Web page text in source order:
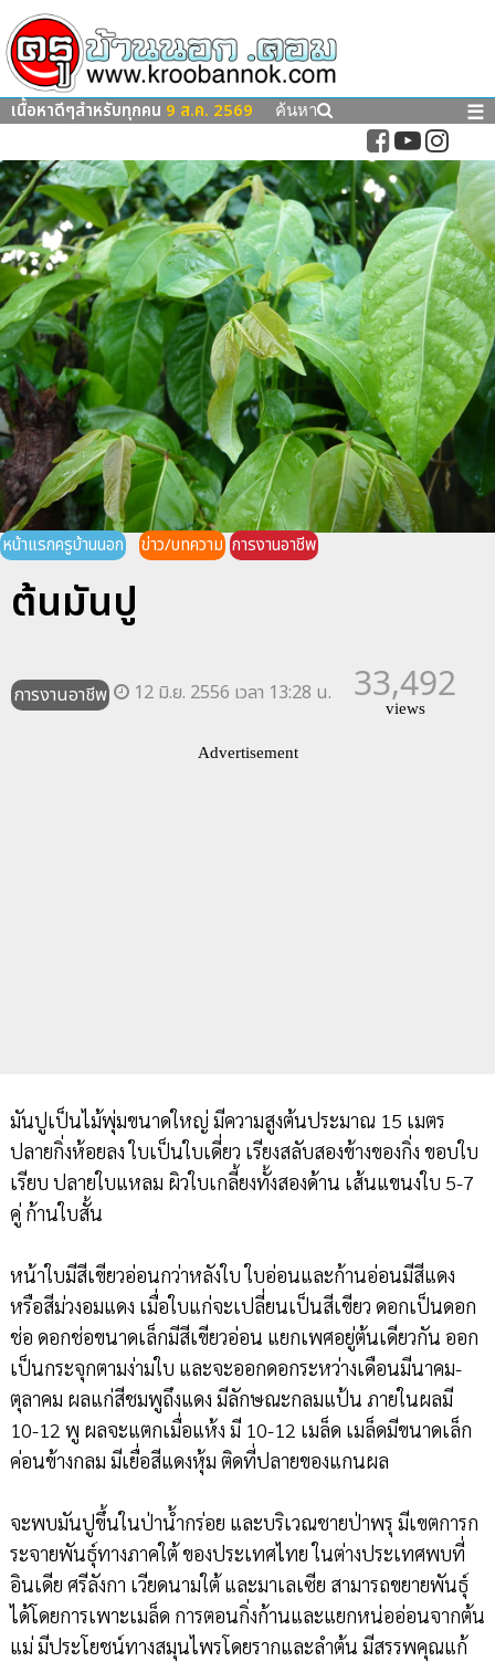
เนื้อหาดีๆสำหรับทุกคน 9 ส.ค. 2569 ค้นหา ☰
หน้าแรกครูบ้านนอก ข่าว/บทความ การงานอาชีพ
ต้นมันปู
การงานอาชีพ 12 มิ.ย. 2556 เวลา 13:28 น. 33,492
views
Advertisement
มันปูเป็นไม้พุ่มขนาดใหญ่ มีความสูงต้นประมาณ 15 เมตร
ปลายกิ่งห้อยลง ใบเป็นใบเดี่ยว เรียงสลับสองข้างของกิ่ง ขอบใบ
เรียบ ปลายใบแหลม ผิวใบเกลี้ยงทั้งสองด้าน เส้นแขนงใบ 5-7
คู่ ก้านใบสั้น
หน้าใบมีสีเขียวอ่อนกว่าหลังใบ ใบอ่อนและก้านอ่อนมีสีแดง
หรือสีม่วงอมแดง เมื่อใบแก่จะเปลี่ยนเป็นสีเขียว ดอกเป็นดอก
ช่อ ดอกช่อขนาดเล็กมีสีเขียวอ่อน แยกเพศอยู่ต้นเดียวกัน ออก
เป็นกระจุกตามง่ามใบ และจะออกดอกระหว่างเดือนมีนาคม-
ตุลาคม ผลแก่สีชมพูถึงแดง มีลักษณะกลมแป้น ภายในผลมี
10-12 พู ผลจะแตกเมื่อแห้ง มี 10-12 เมล็ด เมล็ดมีขนาดเล็ก
ค่อนข้างกลม มีเยื่อสีแดงหุ้ม ติดที่ปลายของแกนผล
จะพบมันปูขึ้นในป่าน้ำกร่อย และบริเวณชายป่าพรุ มีเขตการก
ระจายพันธุ์ทางภาคใต้ ของประเทศไทย ในต่างประเทศพบที่
อินเดีย ศรีลังกา เวียดนามใต้ และมาเลเซีย สามารถขยายพันธุ์
ได้โดยการเพาะเมล็ด การตอนกิ่งก้านและแยกหน่ออ่อนจากต้น
แม่ มีประโยชน์ทางสมุนไพรโดยรากและลำต้น มีสรรพคุณแก้